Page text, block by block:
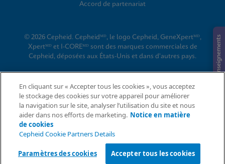
Demande de renseignements
Accord de partenariat
© 2026 Cepheid. Cepheidᴹᴰ, le logo Cepheid, GeneXpertᴹᴰ,
Xpertᴹᴰ et I-COREᴹᴰ sont des marques commerciales de
Cepheid, déposées aux États-Unis et dans d'autres pays.
En cliquant sur « Accepter tous les cookies », vous acceptez
le stockage des cookies sur votre appareil pour améliorer
la navigation sur le site, analyser l’utilisation du site et nous
aider dans nos efforts de marketing. Notice en matière
de cookies
Cepheid Cookie Partners Details
Paramètres des cookies Accepter tous les cookies